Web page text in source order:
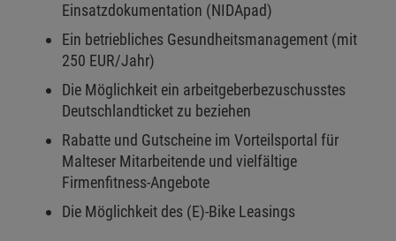
Einsatzdokumentation (NIDApad)
Ein betriebliches Gesundheitsmanagement (mit
250 EUR/Jahr)
Die Möglichkeit ein arbeitgeberbezuschusstes
Deutschlandticket zu beziehen
Rabatte und Gutscheine im Vorteilsportal für
Malteser Mitarbeitende und vielfältige
Firmenfitness-Angebote
Die Möglichkeit des (E)-Bike Leasings